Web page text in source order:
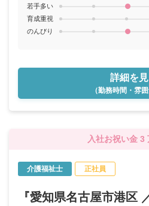
若手多い
育成重視
のんびり
詳細を
（勤務時間・雰囲
入社お祝い金 3
介護福祉士 正社員
『愛知県名古屋市港区